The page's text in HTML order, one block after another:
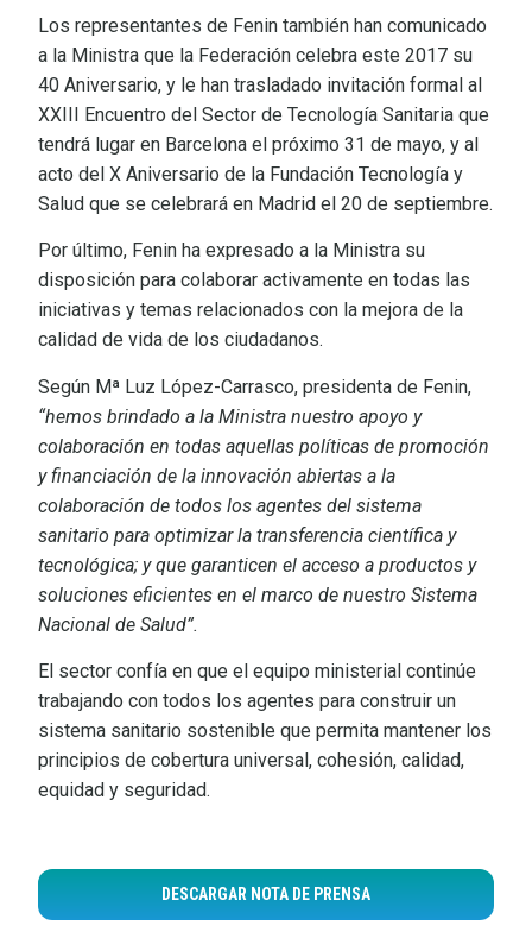
Los representantes de Fenin también han comunicado
a la Ministra que la Federación celebra este 2017 su
40 Aniversario, y le han trasladado invitación formal al
XXIII Encuentro del Sector de Tecnología Sanitaria que
tendrá lugar en Barcelona el próximo 31 de mayo, y al
acto del X Aniversario de la Fundación Tecnología y
Salud que se celebrará en Madrid el 20 de septiembre.
Por último, Fenin ha expresado a la Ministra su
disposición para colaborar activamente en todas las
iniciativas y temas relacionados con la mejora de la
calidad de vida de los ciudadanos.
Según Mª Luz López-Carrasco, presidenta de Fenin,
“hemos brindado a la Ministra nuestro apoyo y
colaboración en todas aquellas políticas de promoción
y financiación de la innovación abiertas a la
colaboración de todos los agentes del sistema
sanitario para optimizar la transferencia científica y
tecnológica; y que garanticen el acceso a productos y
soluciones eficientes en el marco de nuestro Sistema
Nacional de Salud”.
El sector confía en que el equipo ministerial continúe
trabajando con todos los agentes para construir un
sistema sanitario sostenible que permita mantener los
principios de cobertura universal, cohesión, calidad,
equidad y seguridad.
DESCARGAR NOTA DE PRENSA